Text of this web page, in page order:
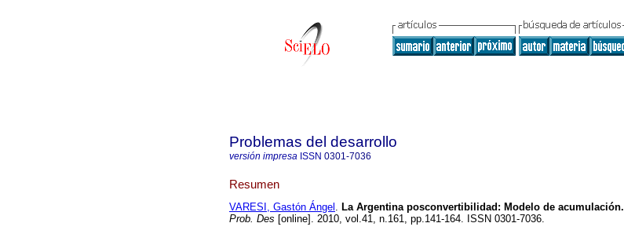
Problemas del desarrollo
versión impresa ISSN 0301-7036
Resumen
VARESI, Gastón Ángel . La Argentina posconvertibilidad : Modelo de acumulación.
Prob. Des [online]. 2010, vol.41, n.161, pp.141-164. ISSN 0301-7036.